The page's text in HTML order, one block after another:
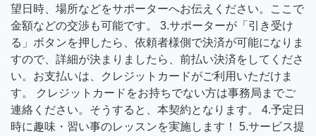
望日時、場所などをサポーターへお伝えください。ここで
金額などの交渉も可能です。 3.サポーターが「引き受け
る」ボタンを押したら、依頼者様側で決済が可能になりま
すので、詳細が決まりましたら、前払い決済をしてくださ
い。お支払いは、クレジットカードがご利用いただけま
す。 クレジットカードをお持ちでない方は事務局までご
連絡ください。そうすると、本契約となります。 4.予定日
時に趣味・習い事のレッスンを実施します！ 5.サービス提